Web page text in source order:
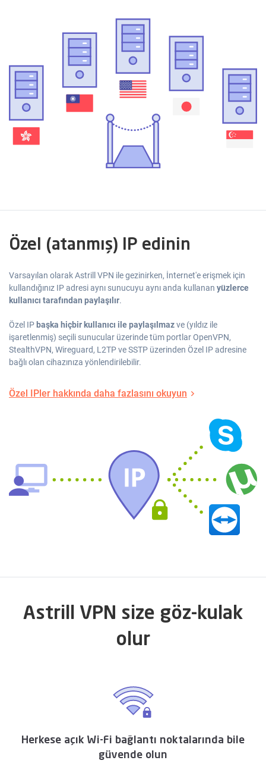
Özel (atanmış) IP edinin
Varsayılan olarak Astrill VPN ile gezinirken, İnternet'e erişmek için
kullandığınız IP adresi aynı sunucuyu aynı anda kullanan yüzlerce
kullanıcı tarafından paylaşılır.
Özel IP başka hiçbir kullanıcı ile paylaşılmazve (yıldız ile
işaretlenmiş) seçili sunucular üzerinde tüm portlar OpenVPN,
StealthVPN, Wireguard, L2TP ve SSTP üzerinden Özel IP adresine
bağlı olan cihazınıza yönlendirilebilir.
Özel IPler hakkında daha fazlasını okuyun
Astrill VPN size göz-kulak
olur
Herkese açık Wi-Fi bağlantı noktalarında bile
güvende olun